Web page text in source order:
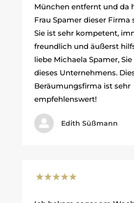
München entfernt und da
Frau Spamer dieser Firma
Sie ist sehr kompetent,
freundlich und äußerst
liebe Michaela Spamer,
dieses Unternehmens.
Beräumungsfirma ist sehr
empfehlenswert!
 Edith Süßmann